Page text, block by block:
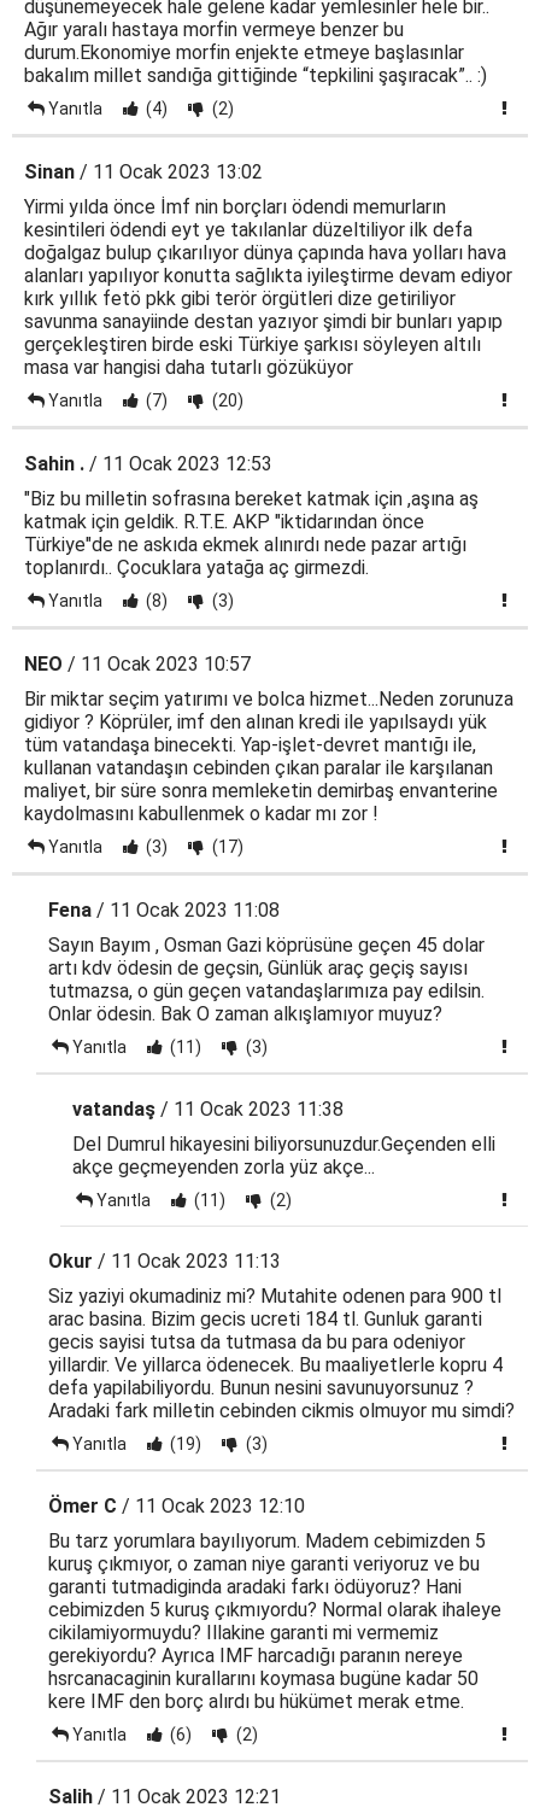
düşünemeyecek hale gelene kadar yemlesinler hele bir..
Ağır yaralı hastaya morfin vermeye benzer bu
durum.Ekonomiye morfin enjekte etmeye başlasınlar
bakalım millet sandığa gittiğinde “tepkilini şaşıracak”.. :)
Yanıtla (4) (2)
Sinan / 11 Ocak 2023 13:02
Yirmi yılda önce İmf nin borçları ödendi memurların
kesintileri ödendi eyt ye takılanlar düzeltiliyor ilk defa
doğalgaz bulup çıkarılıyor dünya çapında hava yolları hava
alanları yapılıyor konutta sağlıkta iyileştirme devam ediyor
kırk yıllık fetö pkk gibi terör örgütleri dize getiriliyor
savunma sanayiinde destan yazıyor şimdi bir bunları yapıp
gerçekleştiren birde eski Türkiye şarkısı söyleyen altılı
masa var hangisi daha tutarlı gözüküyor
Yanıtla (7) (20)
Sahin . / 11 Ocak 2023 12:53
"Biz bu milletin sofrasına bereket katmak için ,aşına aş
katmak için geldik. R.T.E. AKP "iktidarından önce
Türkiye"de ne askıda ekmek alınırdı nede pazar artığı
toplanırdı.. Çocuklara yatağa aç girmezdi.
Yanıtla (8) (3)
NEO / 11 Ocak 2023 10:57
Bir miktar seçim yatırımı ve bolca hizmet...Neden zorunuza
gidiyor ? Köprüler, imf den alınan kredi ile yapılsaydı yük
tüm vatandaşa binecekti. Yap-işlet-devret mantığı ile,
kullanan vatandaşın cebinden çıkan paralar ile karşılanan
maliyet, bir süre sonra memleketin demirbaş envanterine
kaydolmasını kabullenmek o kadar mı zor !
Yanıtla (3) (17)
Fena / 11 Ocak 2023 11:08
Sayın Bayım , Osman Gazi köprüsüne geçen 45 dolar
artı kdv ödesin de geçsin, Günlük araç geçiş sayısı
tutmazsa, o gün geçen vatandaşlarımıza pay edilsin.
Onlar ödesin. Bak O zaman alkışlamıyor muyuz?
Yanıtla (11) (3)
vatandaş / 11 Ocak 2023 11:38
Del Dumrul hikayesini biliyorsunuzdur.Geçenden elli
akçe geçmeyenden zorla yüz akçe...
Yanıtla (11) (2)
Okur / 11 Ocak 2023 11:13
Siz yaziyi okumadiniz mi? Mutahite odenen para 900 tl
arac basina. Bizim gecis ucreti 184 tl. Gunluk garanti
gecis sayisi tutsa da tutmasa da bu para odeniyor
yillardir. Ve yillarca ödenecek. Bu maaliyetlerle kopru 4
defa yapilabiliyordu. Bunun nesini savunuyorsunuz ?
Aradaki fark milletin cebinden cikmis olmuyor mu simdi?
Yanıtla (19) (3)
Ömer C / 11 Ocak 2023 12:10
Bu tarz yorumlara bayılıyorum. Madem cebimizden 5
kuruş çıkmıyor, o zaman niye garanti veriyoruz ve bu
garanti tutmadiginda aradaki farkı ödüyoruz? Hani
cebimizden 5 kuruş çıkmıyordu? Normal olarak ihaleye
cikilamiyormuydu? Illakine garanti mi vermemiz
gerekiyordu? Ayrıca IMF harcadığı paranın nereye
hsrcanacaginin kurallarını koymasa bugüne kadar 50
kere IMF den borç alırdı bu hükümet merak etme.
Yanıtla (6) (2)
Salih / 11 Ocak 2023 12:21